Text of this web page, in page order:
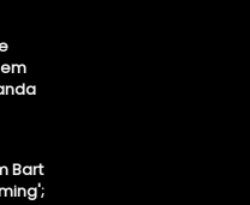
Bart